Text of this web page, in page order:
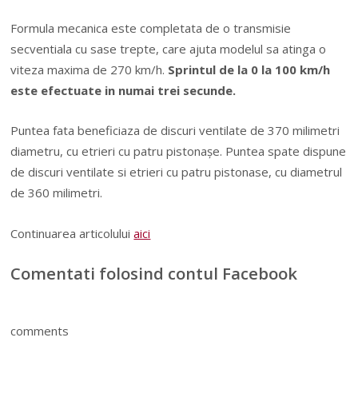
Formula mecanica este completata de o transmisie
secventiala cu sase trepte, care ajuta modelul sa atinga o
viteza maxima de 270 km/h. Sprintul de la 0 la 100 km/h
este efectuate in numai trei secunde.
Puntea fata beneficiaza de discuri ventilate de 370 milimetri
diametru, cu etrieri cu patru pistonaşe. Puntea spate dispune
de discuri ventilate si etrieri cu patru pistonase, cu diametrul
de 360 milimetri.
Continuarea articoluluiaici
Comentati folosind contul Facebook
comments